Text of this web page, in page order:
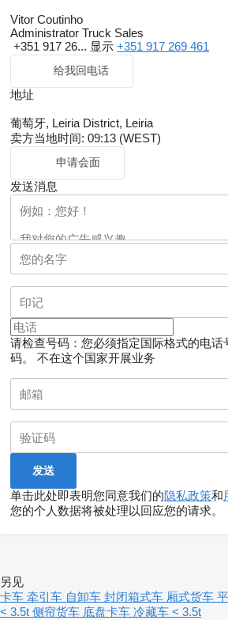
Vitor Coutinho
Administrator Truck Sales
+351 917 26... 显示 +351 917 269 461
给我回电话
地址
葡萄牙, Leiria District, Leiria
卖方当地时间: 09:13 (WEST)
申请会面
发送消息
请检查号码：您必须指定国际格式的电
码。
不在这个国家开展业务
单击此处即表明您同意我们的隐私政策和
您的个人数据将被处理以回应您的请求。
另见
卡车 牵引车 自卸车 封闭箱式车 厢式货车
< 3.5t 侧帘货车 底盘卡车 冷藏车 < 3.5t